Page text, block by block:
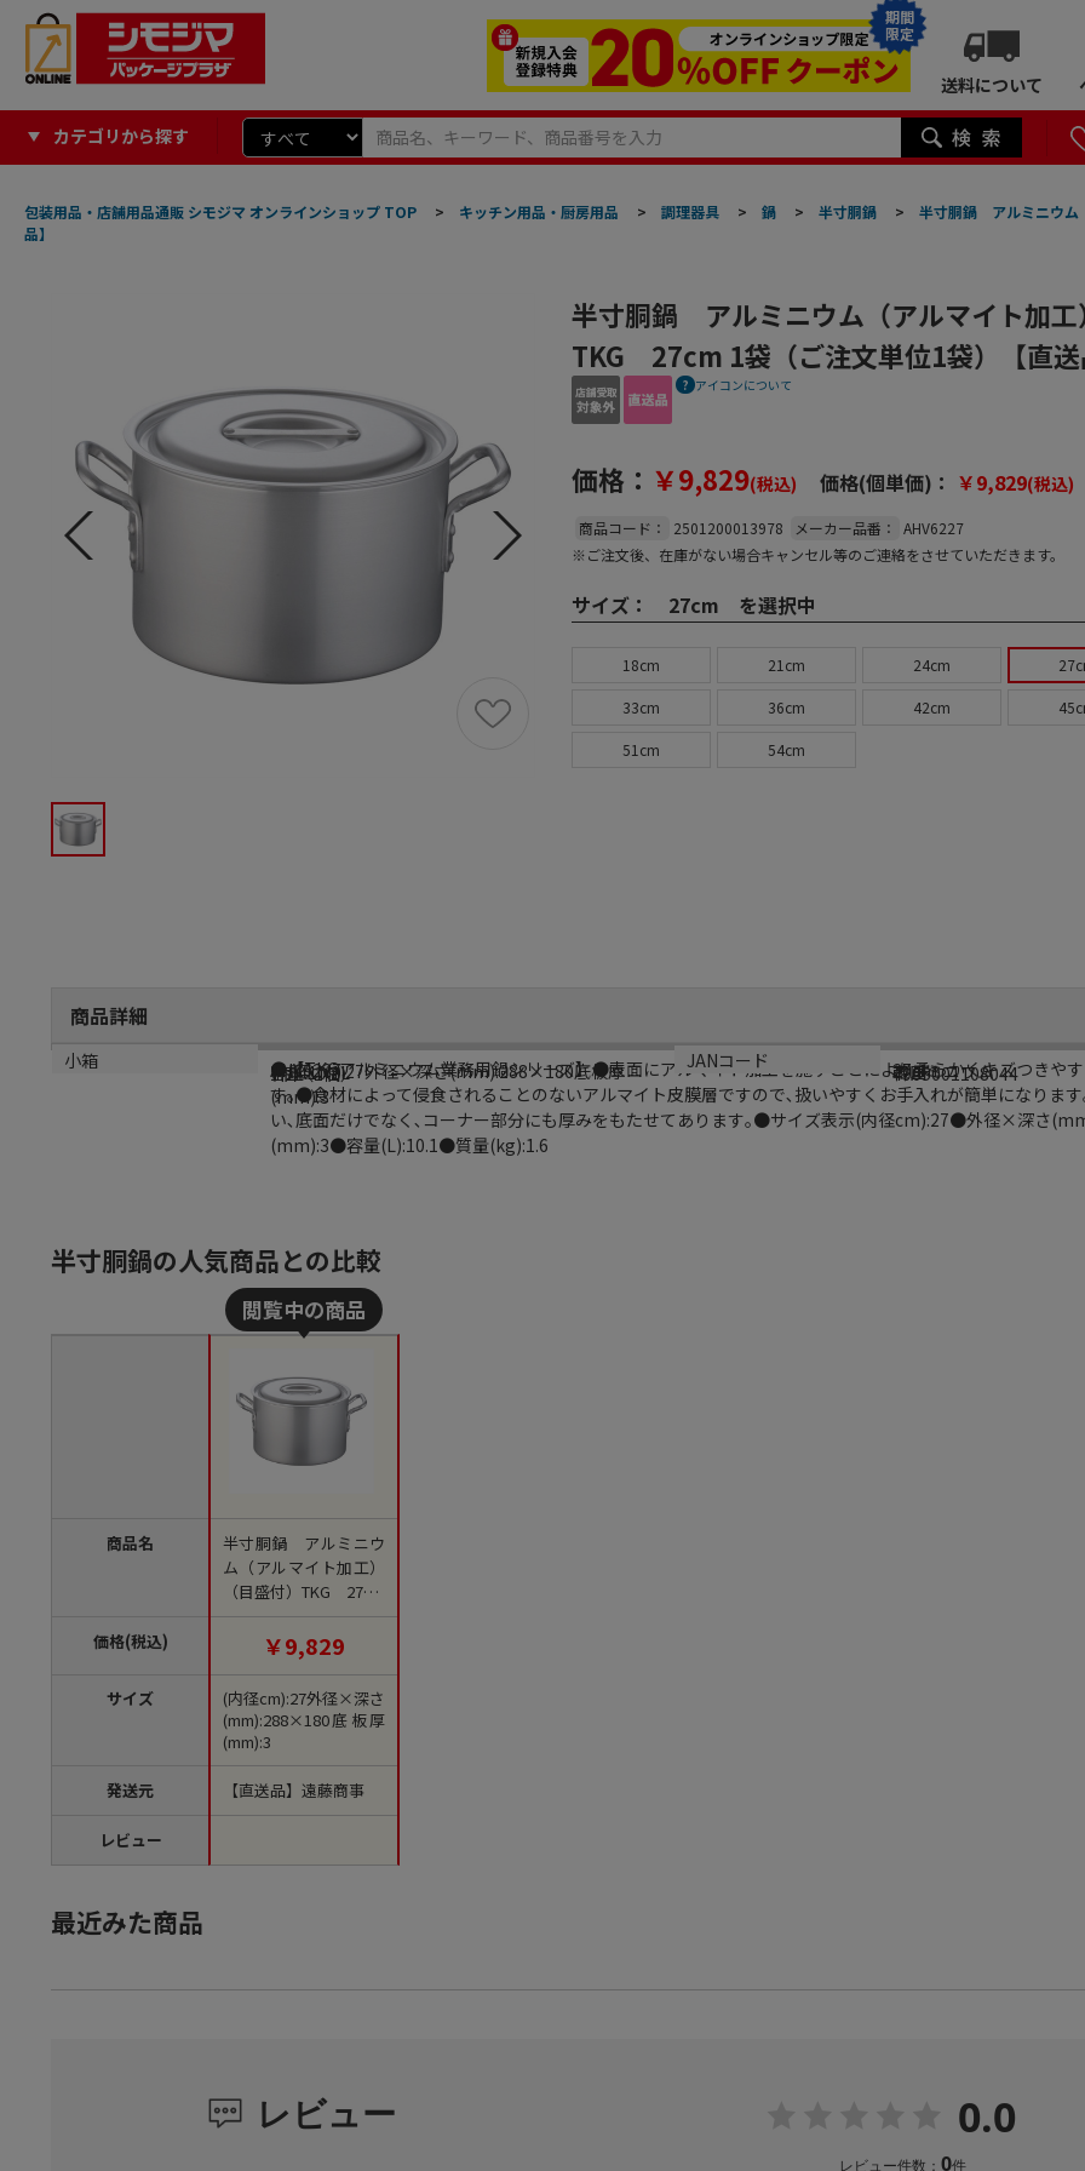
期間
限定
送料について
カテゴリから探す
包装用品・店舗用品通販 シモジマ オンラインショップ TOP > キッチン用品・厨房用品 > 調理器具 > 鍋 > 半寸胴鍋 >
半寸胴鍋 アルミニウム
品】
半寸胴鍋 アルミニウム（アルマイト加工
TKG 27cm 1袋（ご注文単位1袋）【直
アイコンについて
価格： ￥9,829(税込) 価格(個単価)： ￥9,829(税込)
商品コード： 2501200013978 メーカー品番：
AHV6227
※ご注文後、在庫がない場合キャンセル等のご連絡をさせていただきます。
サイズ： 27cm を選択中
18cm 21cm 24cm
33cm 36cm 42cm
51cm 54cm
商品詳細
商品説明
●【TKGアルミニウム業務用鍋シリーズ】●表面にアルマイト加工を施すことにより柔らかくキズつきや
す｡●食材によって侵食されることのないアルマイト皮膜層ですので､扱いやすくお手入れが簡単になりま
い､底面だけでなく､コーナー部分にも厚みをもたせてあります｡●サイズ表示(内径cm):27●外径×深さ
(mm):3●容量(L):10.1●質量(kg):1.6
メーカー品番
AHV6227
規格
27cm
サイズ
(内径cm):27外径×深さ(mm):288×180底板厚
(mm):3
材質
アルミニウム
内容量
容量:10.1L
生産国
韓国
小箱
1個（1個）
JANコード
4905001108044
半寸胴鍋の人気商品との比較
商品名
価格(税込)
サイズ
発送元
レビュー
半寸胴鍋 アルミニウ
ム（アルマイト加工）
（目盛付）TKG 27cm
1袋（ご注文単位1袋）
【直送品】￥9,829
(内径cm):27外径×深さ
(mm):288×180底板厚
(mm):3
【直送品】遠藤商事
最近みた商品
レビュー 0.0
レビュー件数： 0件